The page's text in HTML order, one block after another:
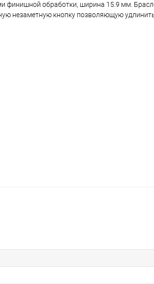
финишной обработки, ширина 15.9 мм.
незаметную кнопку позволяющую